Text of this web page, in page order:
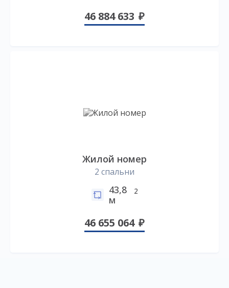
46 884 633
Жилой номер
2 спальни
43,8
м
2
46 655 064